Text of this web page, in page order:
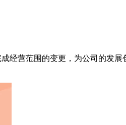
经营范围的变更，为公司的发展